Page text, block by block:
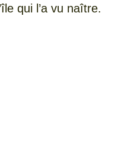
qui l’a vu naître.